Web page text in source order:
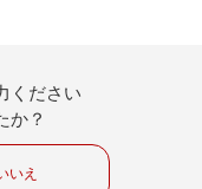
ください
か？
いえ